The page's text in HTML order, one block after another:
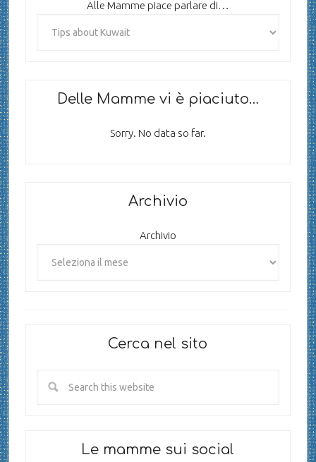
Alle Mamme piace parlare di…
Delle Mamme vi è piaciuto…
Sorry. No data so far.
Archivio
Archivio
Cerca nel sito
Le mamme sui social